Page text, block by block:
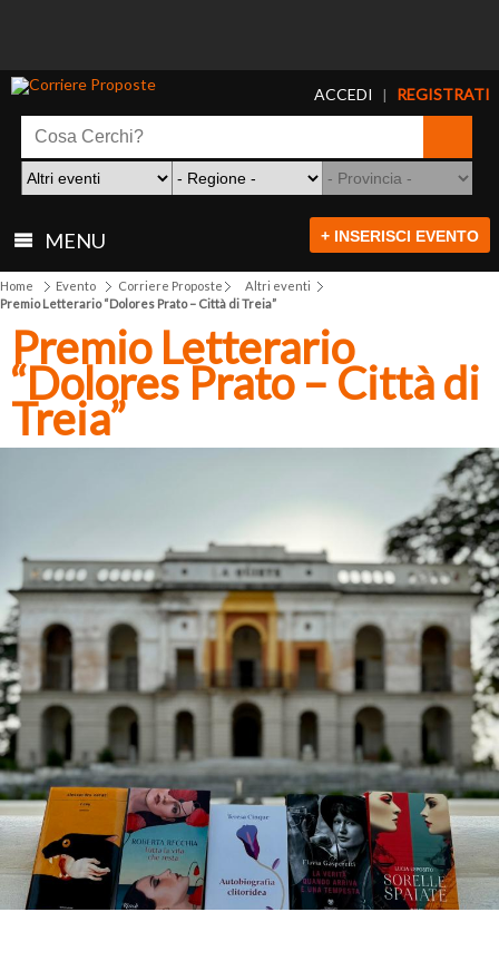
ACCEDI | REGISTRATI
MENU + INSERISCI EVENTO
Home Evento Corriere Proposte
Altri eventi
Premio Letterario “Dolores Prato – Città di Treia”
Premio Letterario
“Dolores Prato – Città di
Treia”